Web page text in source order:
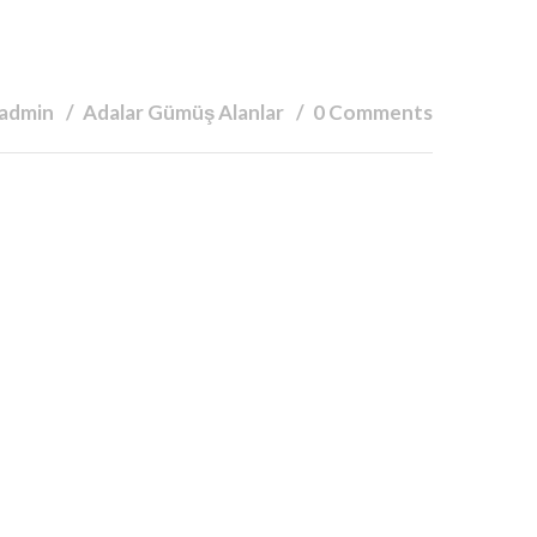
Adalar Gümüş Alanlar 0 Comments